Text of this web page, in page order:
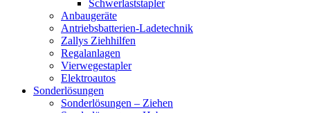
Schwerlaststapler
Anbaugeräte
Antriebsbatterien-Ladetechnik
Zallys Ziehhilfen
Regalanlagen
Vierwegestapler
Elektroautos
Sonderlösungen
Sonderlösungen – Ziehen